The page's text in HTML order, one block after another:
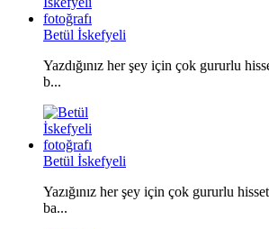
Betül İskefyeli
Yazdığınız her şey için çok gururlu
b...
Betül İskefyeli
Yazığınız her şey için çok gururlu
ba...